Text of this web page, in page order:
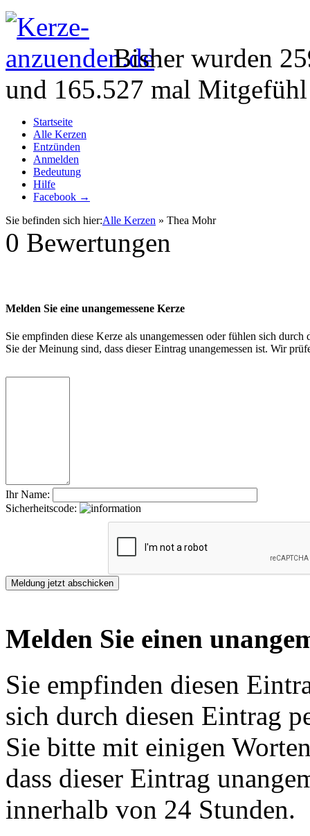
Bisher wurden
und 165.527 mal
Startseite
Alle Kerzen
Entzünden
Anmelden
Bedeutung
Hilfe
Facebook →
Sie befinden sich hier:Alle Kerzen » Thea Mohr
0 Bewertungen
Melden Sie eine unangemessene Kerze
Sie empfinden diese Kerze als unangemessen oder fühlen sich
Sie der Meinung sind, dass dieser Eintrag unangemessen ist. Wir
Ihr Name:
Sicherheitscode:
Melden Sie einen
Sie empfinden diesen
sich durch diesen Eintrag
Sie bitte mit einigen
dass dieser Eintrag
innerhalb von 24 Stunden.